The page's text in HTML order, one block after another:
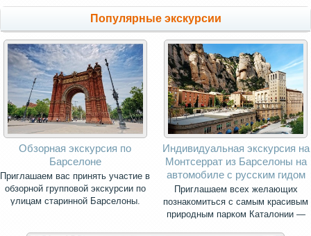
Популярные экскурсии
Обзорная экскурсия по
Барселоне
Приглашаем вас принять участие в
обзорной групповой экскурсии по
улицам старинной Барселоны.
Индивидуальная экскурсия на
Монтсеррат из Барселоны на
автомобиле с русским гидом
Приглашаем всех желающих
познакомиться с самым красивым
природным парком Каталонии —